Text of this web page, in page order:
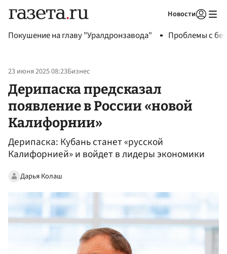
Новости
Покушение на главу "Уралдронзавода" Проблемы с
23 июня 2025 08:23Бизнес
Дерипаска предсказал
появление в России «новой
Калифорнии»
Дерипаска: Кубань станет «русской
Калифорнией» и войдет в лидеры экономики
Дарья Колаш